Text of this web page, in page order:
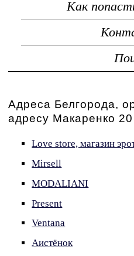
Как
Адреса Белгорода,
адресу Макаренко 20
Love store, магазин
Mirsell
MODALIANI
Present
Ventana
Аистёнок